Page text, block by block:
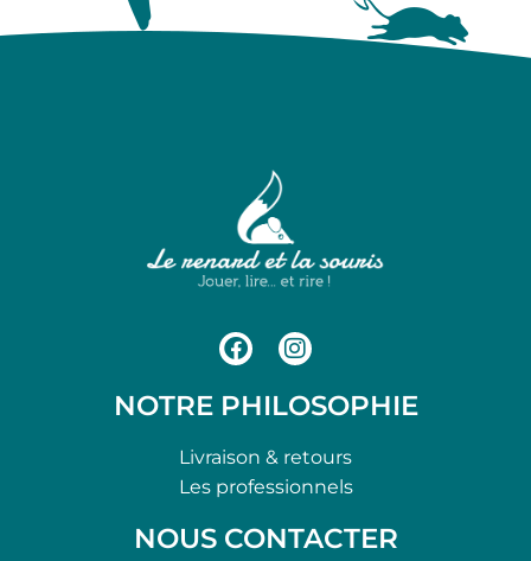
NOTRE PHILOSOPHIE
Livraison & retours
Les professionnels
NOUS CONTACTER